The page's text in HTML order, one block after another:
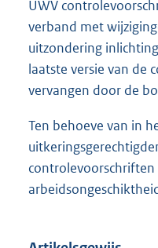
UWV
verband met
uitzondering
laatste versie van de
vervangen door de
Ten behoeve van in